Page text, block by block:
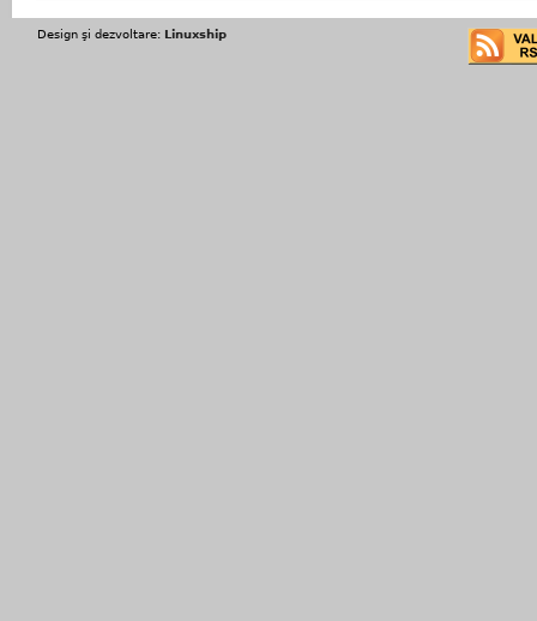
Design şi dezvoltare: Linuxship